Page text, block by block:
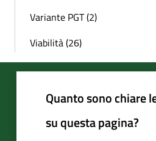
Variante PGT (2)
Viabilità (26)
Quanto sono chiare
su questa pagina?